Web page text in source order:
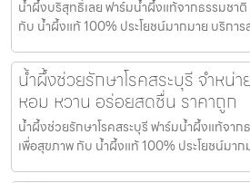
น้ำผึ้งบริสุทธิ์เลย ฟาร์มน้ำผึ้งแท้จากธรรมชา
กับ น้ำผึ้งแท้ 100% ประโยชน์มากมาย บริการ
น้ำผึ้งช่วยรักษาโรคสระบุรี จำหน่
หอม หวาน อร่อยสดชื่น ราคาถูก
น้ำผึ้งช่วยรักษาโรคสระบุรี ฟาร์มน้ำผึ้งแท้จา
เพื่อสุขภาพ กับ น้ำผึ้งแท้ 100% ประโยชน์มาก